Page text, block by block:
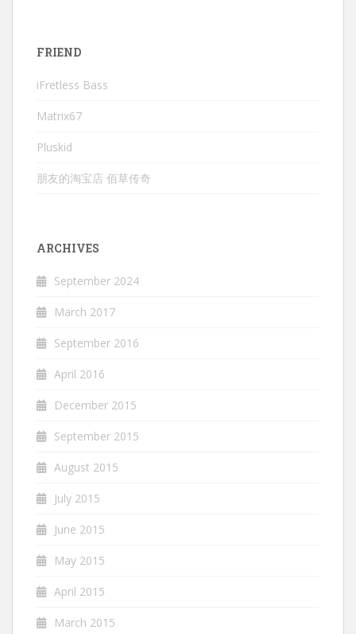
FRIEND
iFretless Bass
Matrix67
Pluskid
朋友的淘宝店 佰草传奇
ARCHIVES
September 2024
March 2017
September 2016
April 2016
December 2015
September 2015
August 2015
July 2015
June 2015
May 2015
April 2015
March 2015